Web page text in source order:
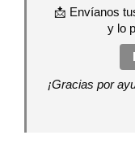
📩 Envíanos
y lo
¡Gracias por